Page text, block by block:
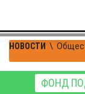
НОВОСТИ \
ФОНД